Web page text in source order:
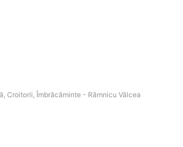
Croitorii, Îmbrăcăminte - Râmnicu Vâlcea